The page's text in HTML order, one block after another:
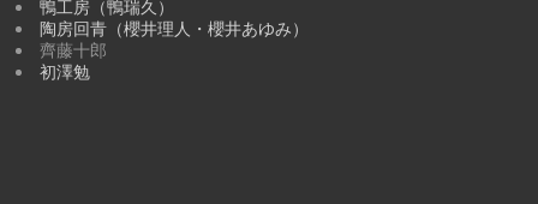
鴨工房（鴨瑞久）
陶房回青（櫻井理人・櫻井あゆみ）
齊藤十郎
初澤勉